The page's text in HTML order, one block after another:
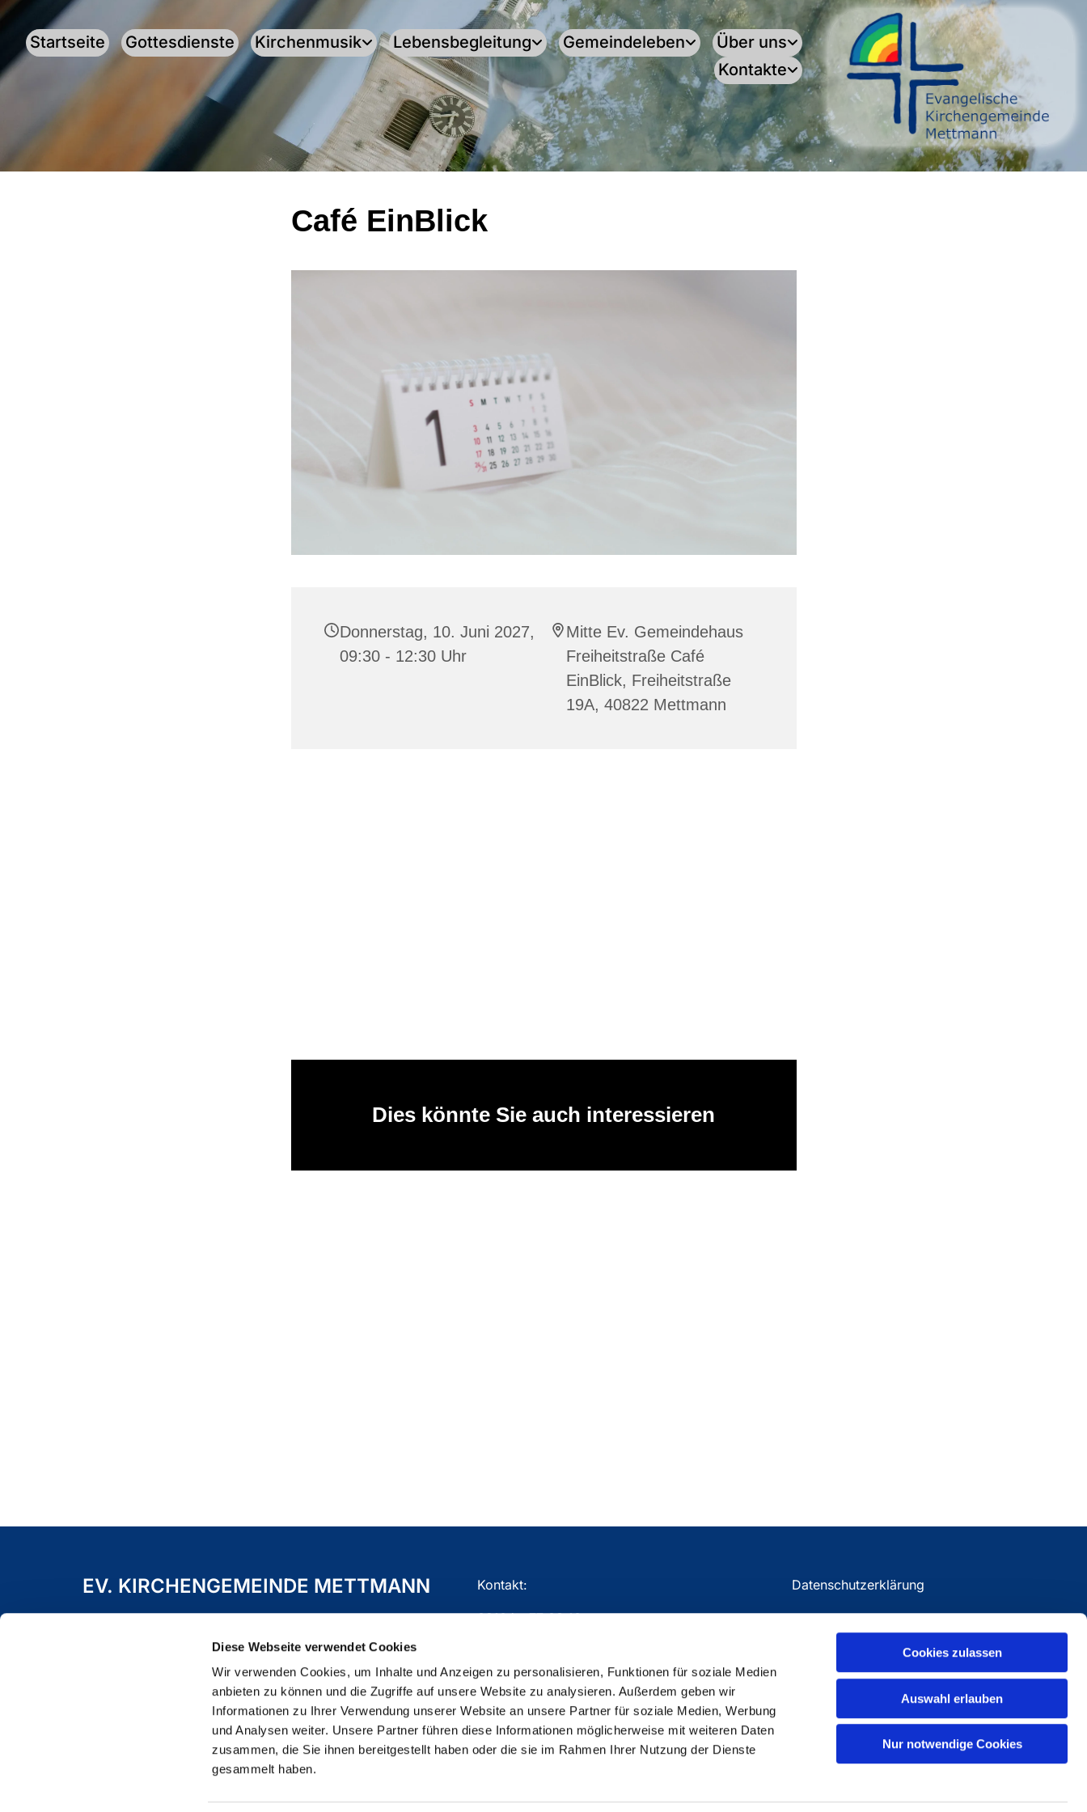
Diese Webseite verwendet Cookies
Wir verwenden Cookies, um Inhalte und Anzeigen zu personalisieren, Funktionen für soziale Medien
anbieten zu können und die Zugriffe auf unsere Website zu analysieren. Außerdem geben wir
Informationen zu Ihrer Verwendung unserer Website an unsere Partner für soziale Medien, Werbung
und Analysen weiter. Unsere Partner führen diese Informationen möglicherweise mit weiteren Daten
zusammen, die Sie ihnen bereitgestellt haben oder die sie im Rahmen Ihrer Nutzung der Dienste
gesammelt haben.
Cookies zulassen
Auswahl erlauben
Nur notwendige Cookies
Startseite Gottesdienste Kirchenmusik Lebensbegleitung Gemeindeleben
Über uns
Kontakte
.
Café EinBlick
Donnerstag, 10. Juni 2027,
09:30 - 12:30 Uhr
Mitte Ev. Gemeindehaus
Freiheitstraße Café
EinBlick, Freiheitstraße
19A, 40822 Mettmann
Dies könnte Sie auch interessieren
EV. KIRCHENGEMEINDE METTMANN Kontakt:
02104 - 77 03 10
Datenschutzerklärung
Impressum
ChurchDesk-Login